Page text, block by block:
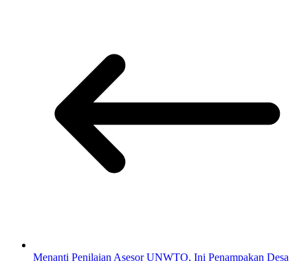
Menanti Penilaian Asesor UNWTO, Ini Penampakan Desa